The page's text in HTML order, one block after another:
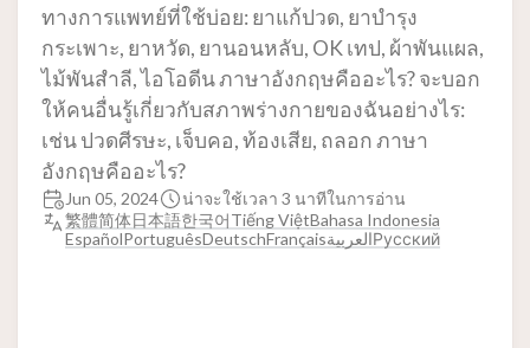
ทางการแพทย์ที่ใช้บ่อย: ยาแก้ปวด, ยาบำรุง
กระเพาะ, ยาหวัด, ยานอนหลับ, OK เทป, ผ้าพันแผล,
ไม้พันสำลี, ไอโอดีน ภาษาอังกฤษคืออะไร? จะบอก
ให้คนอื่นรู้เกี่ยวกับสภาพร่างกายของฉันอย่างไร:
เช่น ปวดศีรษะ, เจ็บคอ, ท้องเสีย, ถลอก ภาษา
อังกฤษคืออะไร?
Jun 05, 2024
น่าจะใช้เวลา 3 นาทีในการอ่าน
繁體简体日本語한국어Tiếng ViệtBahasa Indonesia
EspañolPortuguêsDeutschFrançaisالعربيةРусский